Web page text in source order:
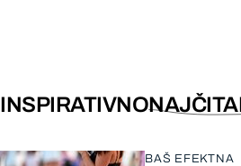
INSPIRATIVNO
BAŠ EFEKTNA